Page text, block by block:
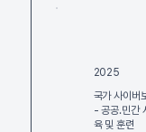
2025
국가 사이
- 공공.민간
육 및 훈련